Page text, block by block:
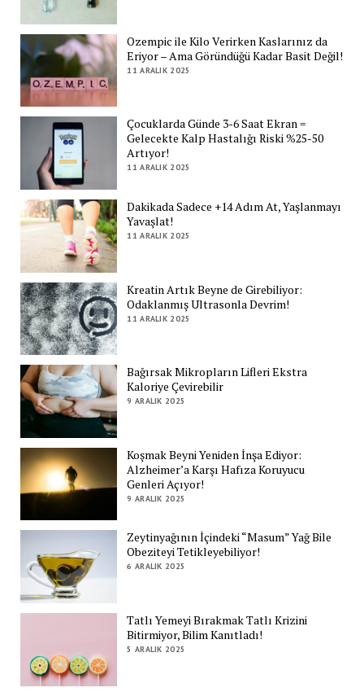
Ozempic ile Kilo Verirken Kaslarınız da
Eriyor – Ama Göründüğü Kadar Basit Değil!
11 ARALIK 2025
Çocuklarda Günde 3-6 Saat Ekran =
Gelecekte Kalp Hastalığı Riski %25-50
Artıyor!
11 ARALIK 2025
Dakikada Sadece +14 Adım At, Yaşlanmayı
Yavaşlat!
11 ARALIK 2025
Kreatin Artık Beyne de Girebiliyor:
Odaklanmış Ultrasonla Devrim!
11 ARALIK 2025
Bağırsak Mikropların Lifleri Ekstra
Kaloriye Çevirebilir
9 ARALIK 2025
Koşmak Beyni Yeniden İnşa Ediyor:
Alzheimer’a Karşı Hafıza Koruyucu
Genleri Açıyor!
9 ARALIK 2025
Zeytinyağının İçindeki “Masum” Yağ Bile
Obeziteyi Tetikleyebiliyor!
6 ARALIK 2025
Tatlı Yemeyi Bırakmak Tatlı Krizini
Bitirmiyor, Bilim Kanıtladı!
5 ARALIK 2025